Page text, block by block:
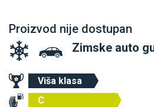
Proizvod nije dostupan
Zimske auto
Viša klasa
C